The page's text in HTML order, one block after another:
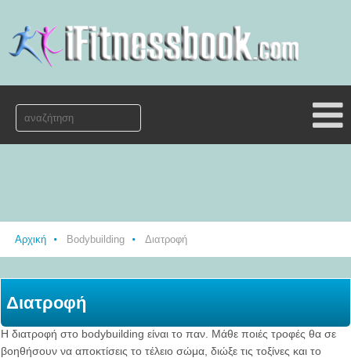
Αρχική Bodybuilding Διατροφή
Διατροφή
Η διατροφή στο bodybuilding είναι το παν. Μάθε ποιές τροφές θα σε
βοηθήσουν να αποκτίσεις το τέλειο σώμα, διώξε τις τοξίνες και το